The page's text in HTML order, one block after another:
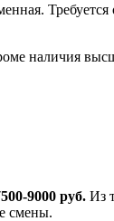
Требуется
наличия
9000 руб. Из
смены.